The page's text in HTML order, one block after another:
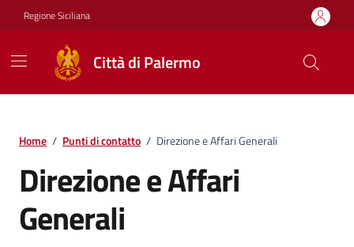
Vai ai contenuti
Vai al footer
Regione Siciliana
Città di Palermo
Home / Punti di contatto / Direzione e Affari Generali
Direzione e Affari
Generali